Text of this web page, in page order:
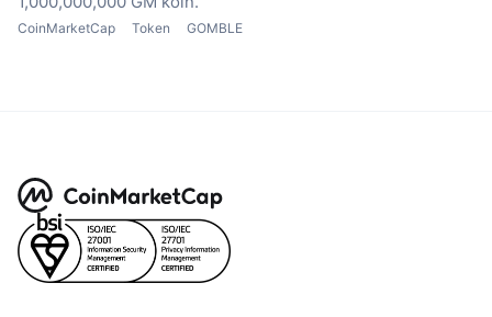
CoinMarketCap Token GOMBLE